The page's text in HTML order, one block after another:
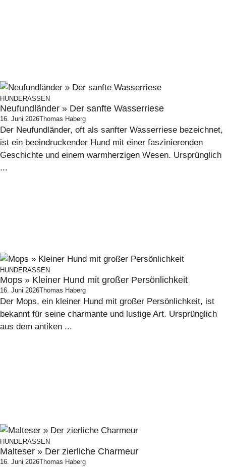
HUNDERASSEN
Neufundländer » Der sanfte Wasserriese
16. Juni 2026Thomas Haberg
Der Neufundländer, oft als sanfter Wasserriese bezeichnet,
ist ein beeindruckender Hund mit einer faszinierenden
Geschichte und einem warmherzigen Wesen. Ursprünglich
...
HUNDERASSEN
Mops » Kleiner Hund mit großer Persönlichkeit
16. Juni 2026Thomas Haberg
Der Mops, ein kleiner Hund mit großer Persönlichkeit, ist
bekannt für seine charmante und lustige Art. Ursprünglich
aus dem antiken ...
HUNDERASSEN
Malteser » Der zierliche Charmeur
16. Juni 2026Thomas Haberg